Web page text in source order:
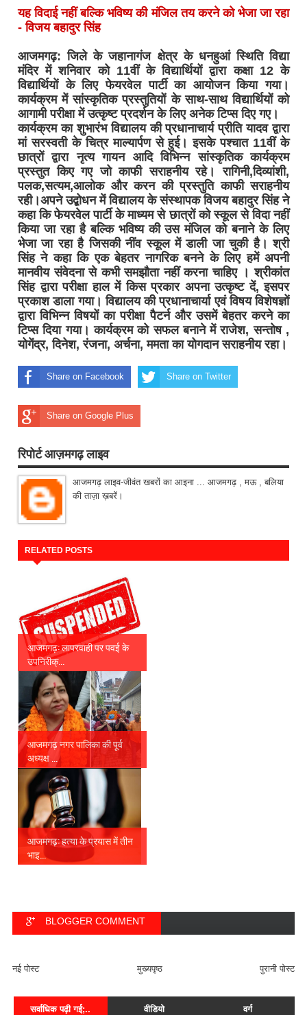
यह विदाई नहीं बल्कि भविष्य की मंजिल तय करने को भेजा जा रहा
- विजय बहादुर सिंह
आजमगढ़: जिले के जहानागंज क्षेत्र के धनहुआं स्थिति विद्या
मंदिर में शनिवार को 11वीं के विद्यार्थियों द्वारा कक्षा 12 के
विद्यार्थियों के लिए फेयरवेल पार्टी का आयोजन किया गया।
कार्यक्रम में सांस्कृतिक प्रस्तुतियों के साथ-साथ विद्यार्थियों को
आगामी परीक्षा में उत्कृष्ट प्रदर्शन के लिए अनेक टिप्स दिए गए।
कार्यक्रम का शुभारंभ विद्यालय की प्रधानाचार्य प्रीति यादव द्वारा
मां सरस्वती के चित्र माल्यार्पण से हुई। इसके पश्चात 11वीं के
छात्रों द्वारा नृत्य गायन आदि विभिन्न सांस्कृतिक कार्यक्रम
प्रस्तुत किए गए जो काफी सराहनीय रहे। रागिनी,दिव्यांशी,
पलक,सत्यम,आलोक और करन की प्रस्तुति काफी सराहनीय
रही।अपने उद्बोधन में विद्यालय के संस्थापक विजय बहादुर सिंह ने
कहा कि फेयरवेल पार्टी के माध्यम से छात्रों को स्कूल से विदा नहीं
किया जा रहा है बल्कि भविष्य की उस मंजिल को बनाने के लिए
भेजा जा रहा है जिसकी नींव स्कूल में डाली जा चुकी है। श्री
सिंह ने कहा कि एक बेहतर नागरिक बनने के लिए हमें अपनी
मानवीय संवेदना से कभी समझौता नहीं करना चाहिए । श्रीकांत
सिंह द्वारा परीक्षा हाल में किस प्रकार अपना उत्कृष्ट दें, इसपर
प्रकाश डाला गया। विद्यालय की प्रधानाचार्या एवं विषय विशेषज्ञों
द्वारा विभिन्न विषयों का परीक्षा पैटर्न और उसमें बेहतर करने का
टिप्स दिया गया। कार्यक्रम को सफल बनाने में राजेश, सन्तोष ,
योगेंद्र, दिनेश, रंजना, अर्चना, ममता का योगदान सराहनीय रहा।
Share on Facebook Share on Twitter
Share on Google Plus
रिपोर्ट आज़मगढ़ लाइव
आजमगढ़ लाइव-जीवंत खबरों का आइना ... आजमगढ़ , मऊ , बलिया
की ताज़ा ख़बरें।
RELATED POSTS
आजमगढ़: लापरवाही पर पवई के
उपनिरीक्...
आजमगढ़ नगर पालिका की पूर्व
अध्यक्ष ...
आजमगढ़: हत्या के प्रयास में तीन
भाइ...
BLOGGER COMMENT
नई पोस्ट पुरानी पोस्ट
मुख्यपृष्ठ
सर्वाधिक पढ़ी गई;.. वीडियो वर्ग